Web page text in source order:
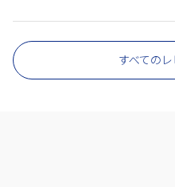
すべての